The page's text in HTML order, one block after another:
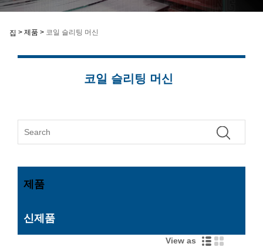
집 > 제품 > 코일 슬리팅 머신
코일 슬리팅 머신
제품
신제품
View as